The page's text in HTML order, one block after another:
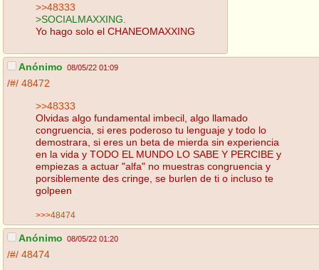
>>48333
>SOCIALMAXXING.
Yo hago solo el CHANEOMAXXING
Anónimo 08/05/22 01:09
/#/ 48472
>>48333
Olvidas algo fundamental imbecil, algo llamado
congruencia, si eres poderoso tu lenguaje y todo lo
demostrara, si eres un beta de mierda sin experiencia
en la vida y TODO EL MUNDO LO SABE Y PERCIBE y
empiezas a actuar "alfa" no muestras congruencia y
porsiblemente des cringe, se burlen de ti o incluso te
golpeen
>>>48474
Anónimo 08/05/22 01:20
/#/ 48474